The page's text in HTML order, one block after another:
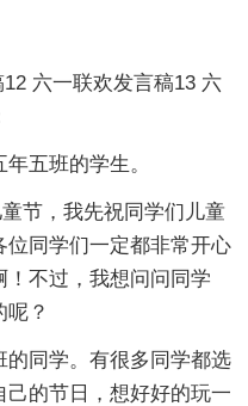
五班的学生。
节，我先祝同学们儿童
同学们一定都非常开心
不过，我想问问同学
？
同学。有很多同学都选
的节日，想好好的玩一
12 六一联欢发言稿13 六